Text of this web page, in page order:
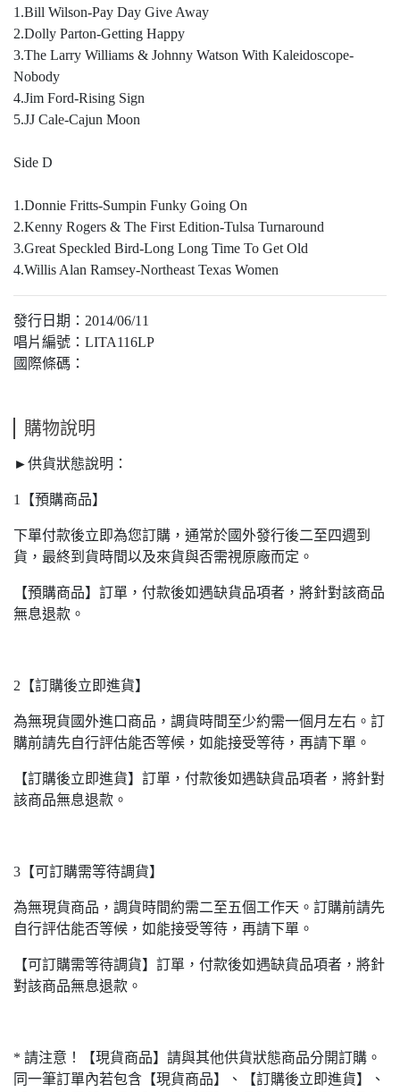
1.Bill Wilson-Pay Day Give Away
2.Dolly Parton-Getting Happy
3.The Larry Williams & Johnny Watson With Kaleidoscope-
Nobody
4.Jim Ford-Rising Sign
5.JJ Cale-Cajun Moon
Side D
1.Donnie Fritts-Sumpin Funky Going On
2.Kenny Rogers & The First Edition-Tulsa Turnaround
3.Great Speckled Bird-Long Long Time To Get Old
4.Willis Alan Ramsey-Northeast Texas Women
發行日期：2014/06/11
唱片編號：LITA116LP
國際條碼：
購物說明
►供貨狀態說明：
1【預購商品】
下單付款後立即為您訂購，通常於國外發行後二至四週到
貨，最終到貨時間以及來貨與否需視原廠而定。
【預購商品】訂單，付款後如遇缺貨品項者，將針對該商品
無息退款。
2【訂購後立即進貨】
為無現貨國外進口商品，調貨時間至少約需一個月左右。訂
購前請先自行評估能否等候，如能接受等待，再請下單。
【訂購後立即進貨】訂單，付款後如遇缺貨品項者，將針對
該商品無息退款。
3【可訂購需等待調貨】
為無現貨商品，調貨時間約需二至五個工作天。訂購前請先
自行評估能否等候，如能接受等待，再請下單。
【可訂購需等待調貨】訂單，付款後如遇缺貨品項者，將針
對該商品無息退款。
* 請注意！【現貨商品】請與其他供貨狀態商品分開訂購。
同一筆訂單內若包含【現貨商品】、【訂購後立即進貨】、